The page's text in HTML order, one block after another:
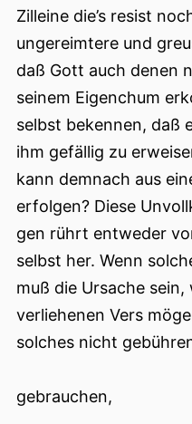
Zilleine die’s resist
ungereimtere und
daß Gott auch denen
seinem Eigenchum
selbst bekennen, daß
ihm gefällig zu
kann demnach aus
erfolgen? Diese
gen rührt entweder
selbst her. Wenn
muß die Ursache
verliehenen Vers
solches nicht
gebrauchen,